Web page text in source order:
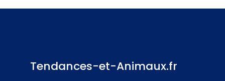
Tendances-et-Animaux.fr